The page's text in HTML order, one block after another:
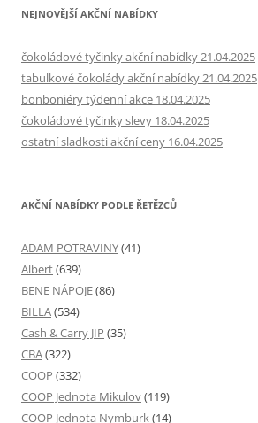
NEJNOVĚJŠÍ AKČNÍ NABÍDKY
čokoládové tyčinky akční nabídky 21.04.2025
tabulkové čokolády akční nabídky 21.04.2025
bonboniéry týdenní akce 18.04.2025
čokoládové tyčinky slevy 18.04.2025
ostatní sladkosti akční ceny 16.04.2025
AKČNÍ NABÍDKY PODLE ŘETĚZCŮ
ADAM POTRAVINY(41)
Albert(639)
BENE NÁPOJE(86)
BILLA(534)
Cash & Carry JIP (35)
CBA(322)
COOP (332)
COOP Jednota Mikulov(119)
COOP Jednota Nymburk(14)